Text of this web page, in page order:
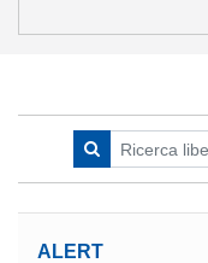
ALERT